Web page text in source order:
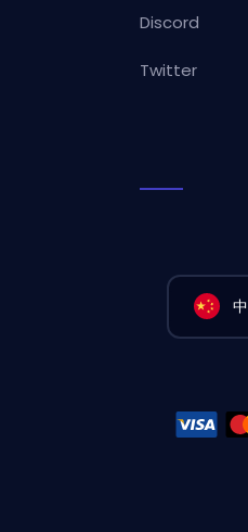
Discord
Twitter